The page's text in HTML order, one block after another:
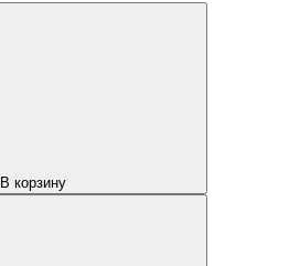
В корзину